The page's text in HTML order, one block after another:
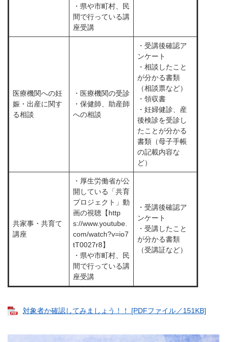
・県や市町村、民
間で行っている講
座受講
医療機関への妊
娠・出産に関す
る相談
・医療機関の受診
・保健師、助産師
への相談
・受講後確認ア
ンケート
・相談したこと
が分かる書類
（相談票など）
・領収書
・妊婦健診、産
後検診を受診し
たことが分かる
書類（母子手帳
の記載内容な
ど）
共家事・共育て
講座
・厚生労働省が公
開している「共育
プロジェクト」動
画の視聴【http
s://www.youtube.
com/watch?v=io7
tT0027r8】
・県や市町村、民
間で行っている講
座受講
・受講後確認ア
ンケート
・受講したこと
が分かる書類
（受講証など）
対象者か確認してみましょう！！ [PDFファイル／151KB]